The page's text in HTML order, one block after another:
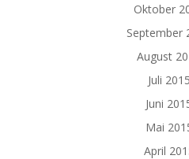
Oktober
September
August
Juli 2015
Juni
Mai
April